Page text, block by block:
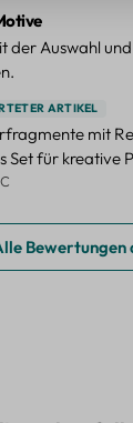
der Auswahl
ARTIKEL
mit
Set für kreative
Bewertungen